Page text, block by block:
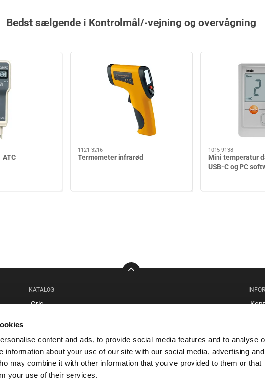
content and ads, to provide social media features and to analyse
information about your use of our site with our social media, advertising and
may combine it with other information that you’ve provided to them or that
your use of their services.
Bedst sælgende i Kontrolmål/-vejning og overvågning
ATC
1121-3216
Termometer infrarød
1015-9138
Mini temperatur
USB-C og PC
KATALOG
Gris
Beklædning / Sikkerhed
Faciliteter / Forrum
Hund / Kat